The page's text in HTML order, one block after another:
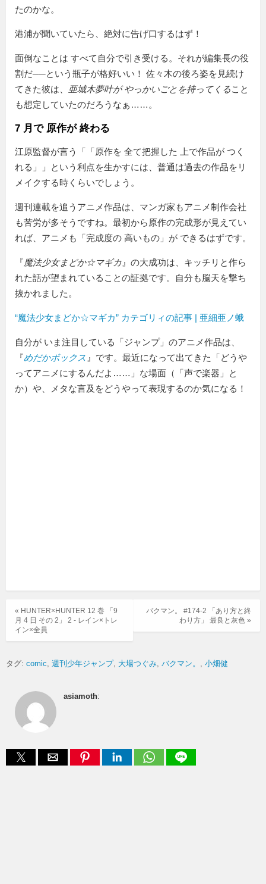
たのかな。
港浦が聞いていたら、絶対に告げ口するはず！
面倒なことは すべて自分で引き受ける。それが編集長の役
割だ──という瓶子が格好いい！ 佐々木の後ろ姿を見続け
てきた彼は、
亜城木夢叶が やっかいごとを持ってくること
も想定していたのだろうなぁ……。
7 月で 原作が 終わる
江原監督が言う「
原作を 全て把握した 上で作品が つく
れる
」という利点を生かすには、普通は過去の作品をリ
メイクする時くらいでしょう。
週刊連載を追うアニメ作品は、マンガ家もアニメ制作会社
も苦労が多そうですね。最初から原作の完成形が見えてい
れば、アニメも
完成度の 高いもの が できるはずです。
『魔法少女まどか☆マギカ 』の大成功は、キッチリと作ら
れた話が望まれていることの証拠です。自分も脳天を撃ち
抜かれました。
“魔法少女まどか☆マギカ” カテゴリィの記事 | 亜細亜ノ蛾
自分が いま注目している「ジャンプ」のアニメ作品は、
『めだかボックス 』です。最近になって出てきた「どうや
ってアニメにするんだよ……」な場面（「声で楽器」と
か）や、メタな言及をどうやって表現するのか気になる！
バクマン。 #174-2 「あり方と終
わり方」 最良と灰色 »
« HUNTER×HUNTER 12 巻 「9
月 4 日 その 2」 2 - レイン×トレ
イン×全員
タグ: comic 週刊少年ジャンプ 大場つぐみ バクマン。 小畑健
asiamoth: